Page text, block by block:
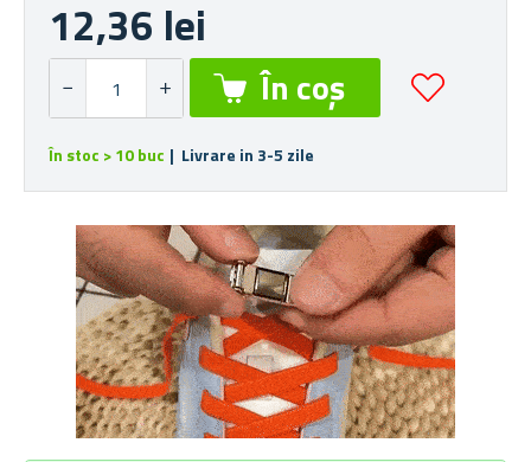
12,36 lei
În stoc > 10 buc | Livrare in 3-5 zile